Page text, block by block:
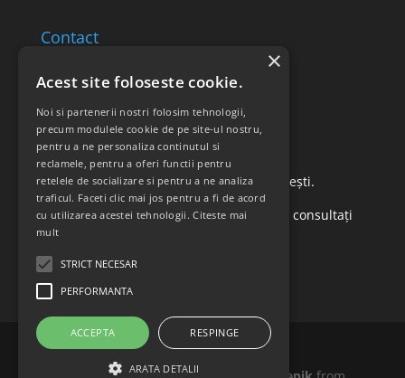
Contact
Retur produse
Str. Vasile Mironiuc nr. 3, Sector 1, București.
Pentru detalii suplimentare, vă rugăm să consultați
politica de returnare a produselor
Acest site foloseste cookie.
Noi si partenerii nostri folosim tehnologii,
precum modulele cookie de pe site-ul nostru,
pentru a ne personaliza continutul si
reclamele, pentru a oferi functii pentru
retelele de socializare si pentru a ne analiza
traficul. Faceti clic mai jos pentru a fi de acord
cu utilizarea acestei tehnologii.Citeste mai
mult
STRICT NECESAR
PERFORMANTA
ACCEPTA RESPINGE
ARATA DETALII
×